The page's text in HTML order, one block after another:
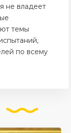
не владеет
темы
по всему